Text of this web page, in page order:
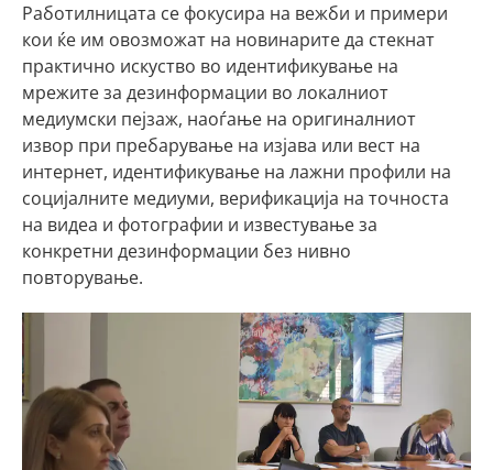
Работилницата се фокусира на вежби и примери
кои ќе им овозможат на новинарите да стекнат
практично искуство во идентификување на
мрежите за дезинформации во локалниот
медиумски пејзаж, наоѓање на оригиналниот
извор при пребарување на изјава или вест на
интернет, идентификување на лажни профили на
социјалните медиуми, верификација на точноста
на видеа и фотографии и известување за
конкретни дезинформации без нивно
повторување.